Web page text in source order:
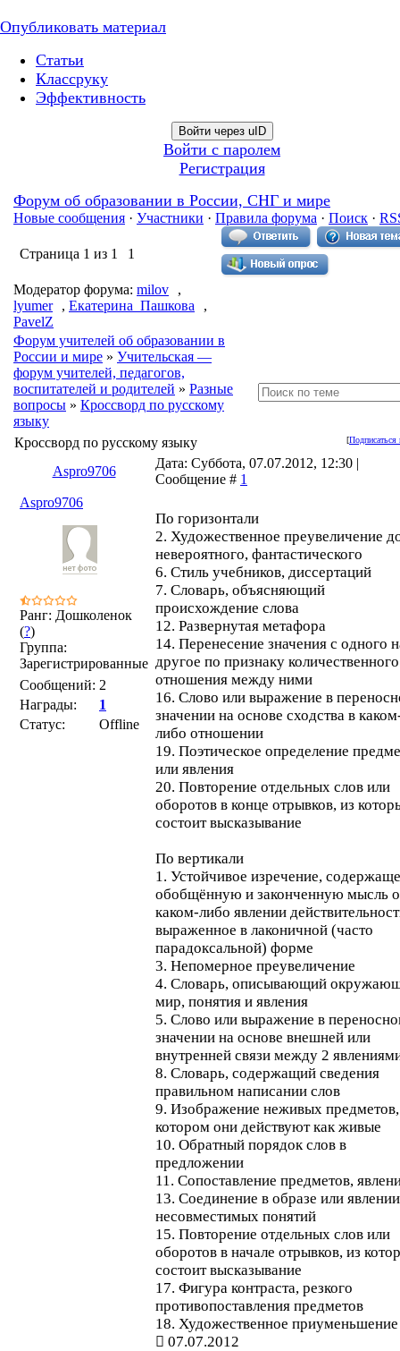
Опубликовать материал
Статьи
Классруку
Эффективность
Войти через uID
Войти с паролем
Регистрация
Форум об образовании в России, СНГ и мире
Новые сообщения · Участники · Правила форума · Поиск ·
Страница 1 из 1 1
Модератор форума: milov
,
lyumer
, Екатерина_Пашкова
,
PavelZ
Форум учителей об образовании в
России и мире » Учительская —
форум учителей, педагогов,
воспитателей и родителей » Разные
вопросы » Кроссворд по русскому
языку
[Подписаться
Кроссворд по русскому языку
Aspro9706
Дата: Суббота, 07.07.2012, 12:30 |
Сообщение # 1
Aspro9706
Ранг: Дошколенок
(?)
Группа:
Зарегистрированные
Сообщений: 2
Награды:
1
Статус:
Offline
По горизонтали
2. Художественное преувеличение
невероятного, фантастического
6. Стиль учебников, диссертаций
7. Словарь, объясняющий
происхождение слова
12. Развернутая метафора
14. Перенесение значения с одного
другое по признаку количественного
отношения между ними
16. Слово или выражение в
значении на основе сходства в
либо отношении
19. Поэтическое определение
или явления
20. Повторение отдельных слов или
оборотов в конце отрывков, из
состоит высказывание
По вертикали
1. Устойчивое изречение,
обобщённую и законченную мысль о
каком-либо явлении
выраженное в лаконичной (часто
парадоксальной) форме
3. Непомерное преувеличение
4. Словарь, описывающий
мир, понятия и явления
5. Слово или выражение в
значении на основе внешней или
внутренней связи между 2
8. Словарь, содержащий сведения
правильном написании слов
9. Изображение неживых
котором они действуют как живые
10. Обратный порядок слов в
предложении
11. Сопоставление предметов,
13. Соединение в образе или явлении
несовместимых понятий
15. Повторение отдельных слов или
оборотов в начале отрывков, из
состоит высказывание
17. Фигура контраста, резкого
противопоставления предметов
18. Художественное приуменьшение
07.07.2012